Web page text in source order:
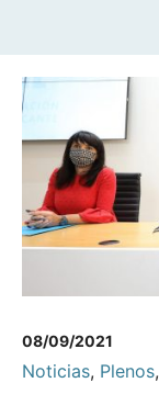
08/09/2021
Noticias, Plenos,